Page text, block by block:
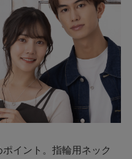
イント。指輪用ネック